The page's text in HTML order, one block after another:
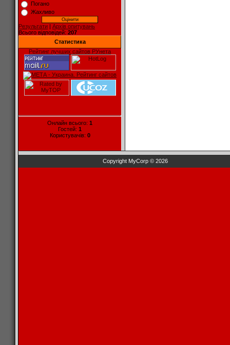
Погано
Жахливо
Результати | Архів опитувань
Всього відповідей: 207
Статистика
Рейтинг лучших сайтов РУнета
Онлайн всього: 1
Гостей: 1
Користувачів: 0
Copyright MyCorp © 2026